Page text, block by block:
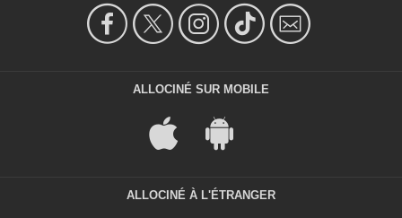
ALLOCINÉ SUR MOBILE
ALLOCINÉ À L'ÉTRANGER